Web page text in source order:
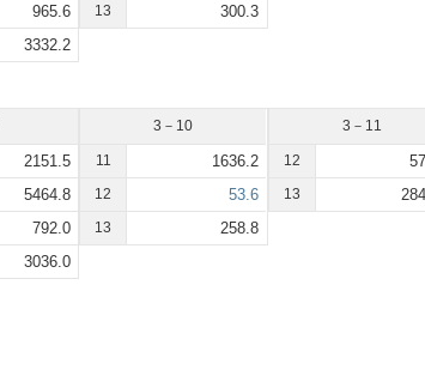
965.6
3332.2
13 300.3
2151.5
5464.8
792.0
3036.0
3－10
11 1636.2
12 53.6
13 258.8
3－11
12
13